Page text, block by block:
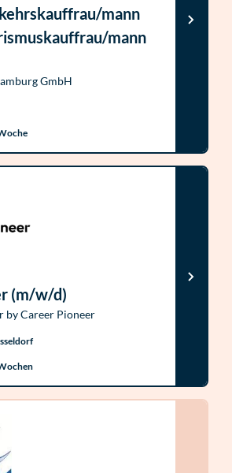
mann
mann
GmbH
(m/w/d)
by Career Pioneer